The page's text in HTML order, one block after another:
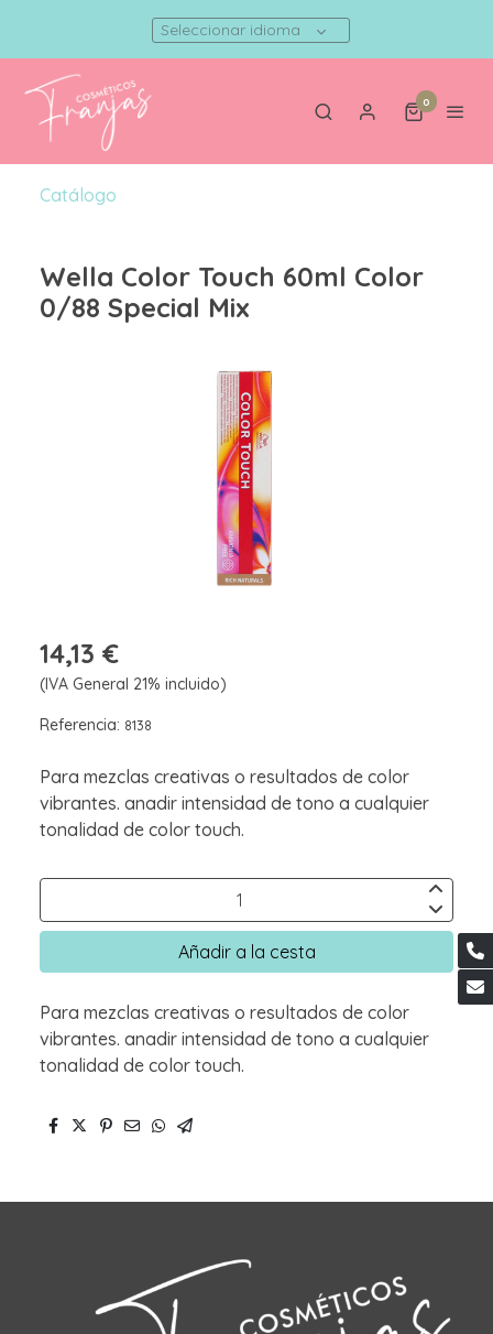
Seleccionar idioma
0
Catálogo
Wella Color Touch 60ml Color
0/88 Special Mix
14,13 €
(IVA General 21% incluido)
Referencia: 8138
Para mezclas creativas o resultados de color
vibrantes. anadir intensidad de tono a cualquier
tonalidad de color touch.
Añadir a la cesta
Para mezclas creativas o resultados de color
vibrantes. anadir intensidad de tono a cualquier
tonalidad de color touch.